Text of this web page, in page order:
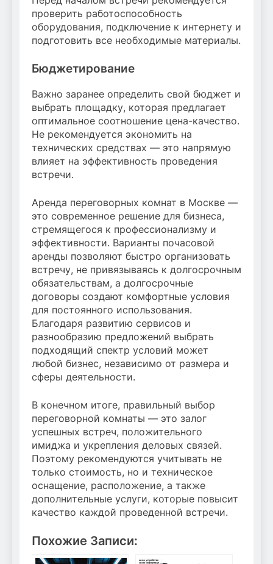
проверить работоспособность
оборудования, подключение к интернету и
подготовить все необходимые материалы.
Бюджетирование
Важно заранее определить свой бюджет и
выбрать площадку, которая предлагает
оптимальное соотношение цена-качество.
Не рекомендуется экономить на
технических средствах — это напрямую
влияет на эффективность проведения
встречи.
Аренда переговорных комнат в Москве —
это современное решение для бизнеса,
стремящегося к профессионализму и
эффективности. Варианты почасовой
аренды позволяют быстро организовать
встречу, не привязываясь к долгосрочным
обязательствам, а долгосрочные
договоры создают комфортные условия
для постоянного использования.
Благодаря развитию сервисов и
разнообразию предложений выбрать
подходящий спектр условий может
любой бизнес, независимо от размера и
сферы деятельности.
В конечном итоге, правильный выбор
переговорной комнаты — это залог
успешных встреч, положительного
имиджа и укрепления деловых связей.
Поэтому рекомендуются учитывать не
только стоимость, но и техническое
оснащение, расположение, а также
дополнительные услуги, которые повысит
качество каждой проведенной встречи.
Похожие Записи: